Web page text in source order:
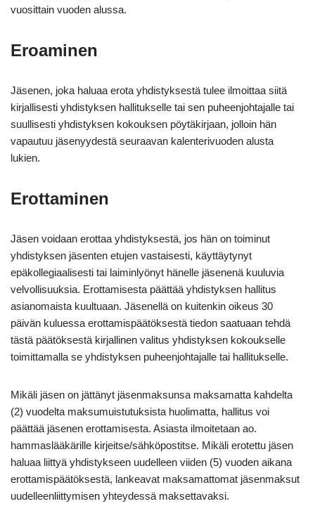
vuosittain vuoden alussa.
Eroaminen
Jäsenen, joka haluaa erota yhdistyksestä tulee ilmoittaa siitä
kirjallisesti yhdistyksen hallitukselle tai sen puheenjohtajalle tai
suullisesti yhdistyksen kokouksen pöytäkirjaan, jolloin hän
vapautuu jäsenyydestä seuraavan kalenterivuoden alusta
lukien.
Erottaminen
Jäsen voidaan erottaa yhdistyksestä, jos hän on toiminut
yhdistyksen jäsenten etujen vastaisesti, käyttäytynyt
epäkollegiaalisesti tai laiminlyönyt hänelle jäsenenä kuuluvia
velvollisuuksia. Erottamisesta päättää yhdistyksen hallitus
asianomaista kuultuaan. Jäsenellä on kuitenkin oikeus 30
päivän kuluessa erottamispäätöksestä tiedon saatuaan tehdä
tästä päätöksestä kirjallinen valitus yhdistyksen kokoukselle
toimittamalla se yhdistyksen puheenjohtajalle tai hallitukselle.
Mikäli jäsen on jättänyt jäsenmaksunsa maksamatta kahdelta
(2) vuodelta maksumuistutuksista huolimatta, hallitus voi
päättää jäsenen erottamisesta. Asiasta ilmoitetaan ao.
hammaslääkärille kirjeitse/sähköpostitse. Mikäli erotettu jäsen
haluaa liittyä yhdistykseen uudelleen viiden (5) vuoden aikana
erottamispäätöksestä, lankeavat maksamattomat jäsenmaksut
uudelleen­liittymisen yhteydessä maksettavaksi.